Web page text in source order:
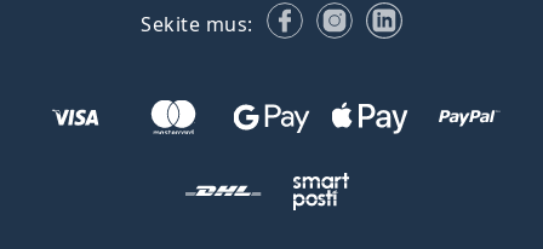
Sekite mus: FacebookInstagram
LinkedIn